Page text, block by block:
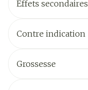
Effets secondaires
Contre indication
Grossesse